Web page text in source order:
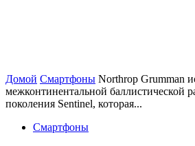
Домой Смартфоны Northrop Grumman
межконтинентальной баллистической
поколения Sentinel, которая...
Смартфоны